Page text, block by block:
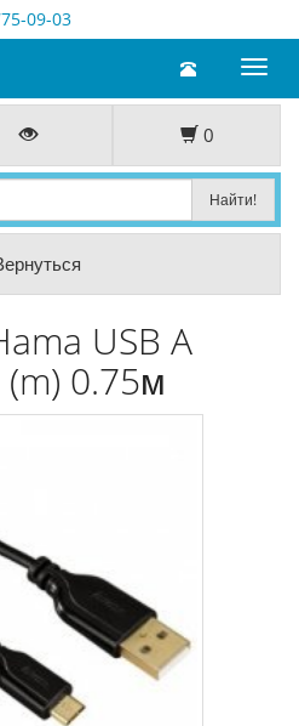
09-03
Toggle
0
USB A
0.75м